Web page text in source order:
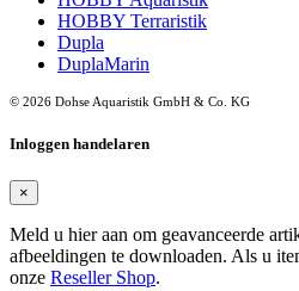
HOBBY Terraristik
Dupla
DuplaMarin
© 2026 Dohse Aquaristik GmbH & Co. KG
Inloggen handelaren
×
Meld u hier aan om geavanceerde
afbeeldingen te downloaden. Als u
onze Reseller Shop.